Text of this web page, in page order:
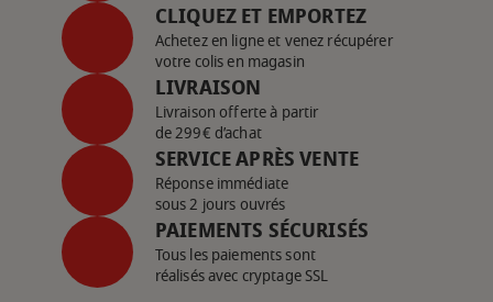
CLIQUEZ ET EMPORTEZ
Achetez en ligne et venez récupérer
votre colis en magasin
LIVRAISON
Livraison offerte à partir
de 299€ d’achat
SERVICE APRÈS VENTE
Réponse immédiate
sous 2 jours ouvrés
PAIEMENTS SÉCURISÉS
Tous les paiements sont
réalisés avec cryptage SSL